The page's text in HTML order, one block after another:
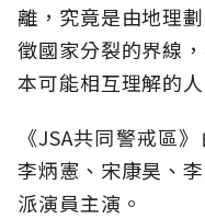
離，究竟是由地理
徵國家分裂的界線
本可能相互理解的
《JSA共同警戒區
李炳憲、宋康昊、
派演員主演。